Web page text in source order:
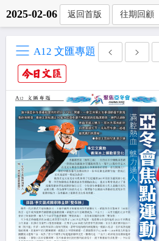
2025-02-06 返回首版 往期回顧
A12 文匯專題
點擊複製